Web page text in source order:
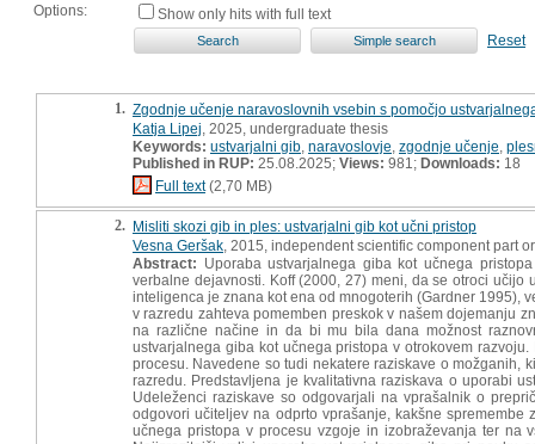
Options:
Show only hits with full text
Reset
1. Zgodnje učenje naravoslovnih vsebin s pomočjo
Katja Lipej , 2025, undergraduate thesis
Keywords: ustvarjalni gib naravoslovje zgodnje učenje
Published in RUP: 25.08.2025; Views: 981; Downloads: 18
Full text(2,70 MB)
2. Misliti skozi gib in ples: ustvarjalni gib kot učni pristop
Vesna Geršak , 2015, independent scientific component part
Abstract: Uporaba ustvarjalnega giba kot učnega
verbalne dejavnosti. Koff (2000, 27) meni, da se otroci
inteligenca je znana kot ena od mnogoterih (Gardner 1995),
v razredu zahteva pomemben preskok v našem dojemanju
na različne načine in da bi mu bila dana možnost
ustvarjalnega giba kot učnega pristopa v otrokovem
procesu. Navedene so tudi nekatere raziskave o možganih,
razredu. Predstavljena je kvalitativna raziskava o uporabi
Udeleženci raziskave so odgovarjali na vprašalnik o
odgovori učiteljev na odprto vprašanje, kakšne
učnega pristopa v procesu vzgoje in izobraževanja ter na